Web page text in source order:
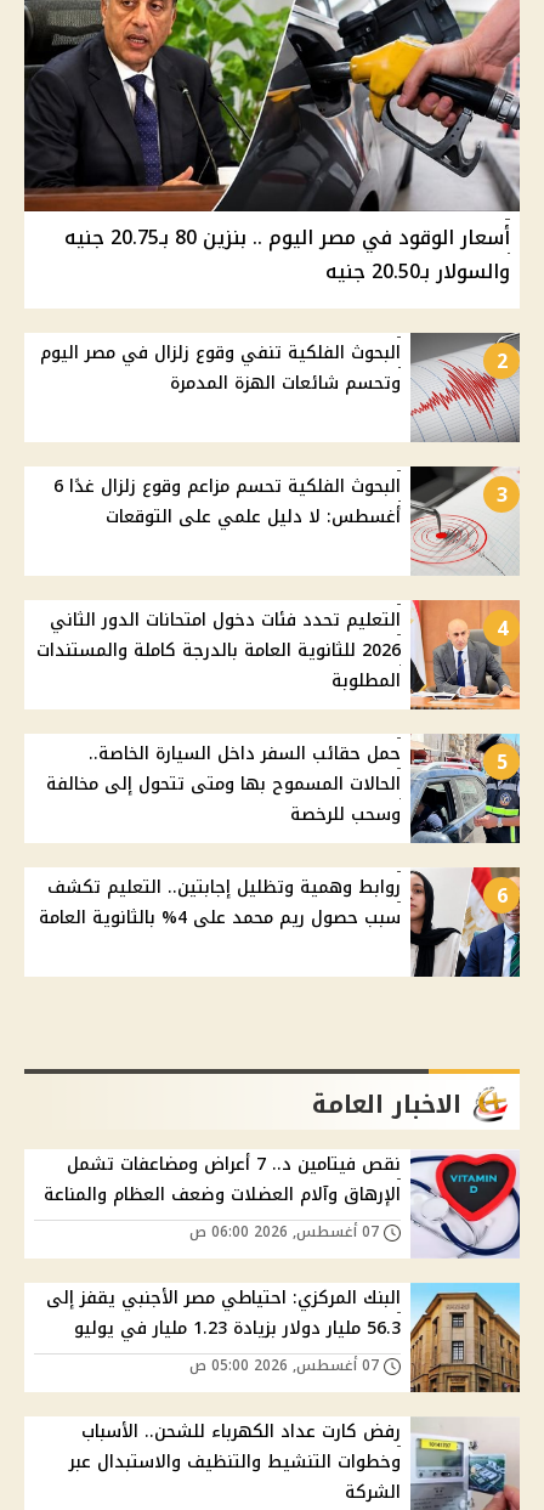
أسعار الوقود في مصر اليوم .. بنزين 80 بـ20.75 جنيه
والسولار بـ20.50 جنيه
2
البحوث الفلكية تنفي وقوع زلزال في مصر اليوم
وتحسم شائعات الهزة المدمرة
3
البحوث الفلكية تحسم مزاعم وقوع زلزال غدًا 6
أغسطس: لا دليل علمي على التوقعات
4
التعليم تحدد فئات دخول امتحانات الدور الثاني
2026 للثانوية العامة بالدرجة كاملة والمستندات
المطلوبة
5
حمل حقائب السفر داخل السيارة الخاصة..
الحالات المسموح بها ومتى تتحول إلى مخالفة
وسحب للرخصة
6
روابط وهمية وتظليل إجابتين.. التعليم تكشف
سبب حصول ريم محمد على 4% بالثانوية العامة
الاخبار العامة
نقص فيتامين د.. 7 أعراض ومضاعفات تشمل
الإرهاق وآلام العضلات وضعف العظام والمناعة
البنك المركزي: احتياطي مصر الأجنبي يقفز إلى
56.3 مليار دولار بزيادة 1.23 مليار في يوليو
رفض كارت عداد الكهرباء للشحن.. الأسباب
وخطوات التنشيط والتنظيف والاستبدال عبر
الشركة